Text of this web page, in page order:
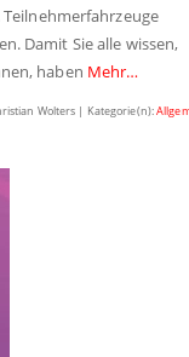
Damit Sie alle wissen,
haben Mehr…
Wolters | Kategorie(n):